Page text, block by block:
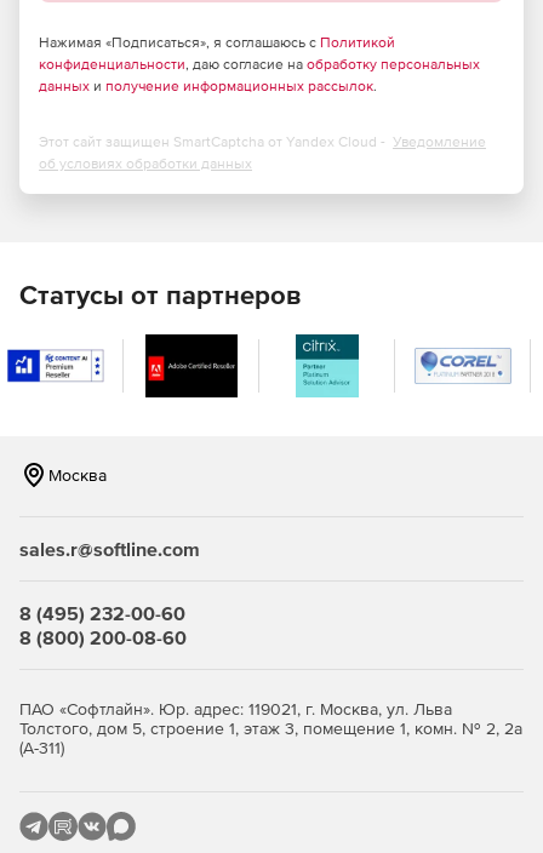
Нажимая «Подписаться», я соглашаюсь с Политикой
конфиденциальности, даю согласие на обработку персональных
данных и получение информационных рассылок.
Этот сайт защищен SmartCaptcha от Yandex Cloud - Уведомление
об условиях обработки данных
Статусы от партнеров
Москва
sales.r@softline.com
8 (495) 232-00-60
8 (800) 200-08-60
ПАО «Софтлайн». Юр. адрес: 119021, г. Москва, ул. Льва
Толстого, дом 5, строение 1, этаж 3, помещение 1, комн. № 2, 2а
(А-311)